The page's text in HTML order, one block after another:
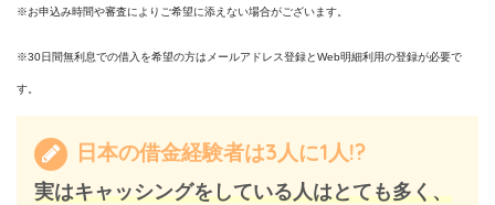
※お申込み時間や審査によりご希望に添えない場合がございます。
※30日間無利息での借入を希望の方は メールアドレス登録とWeb明細利用の登録が必要で
す。
日本の借金経験者は3人に1人!?
実はキャッシングをしている人はとても多く、